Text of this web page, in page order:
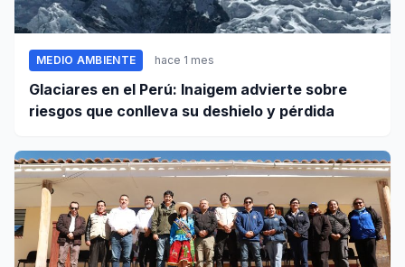
MEDIO AMBIENTE hace 1 mes
Glaciares en el Perú: Inaigem advierte sobre
riesgos que conlleva su deshielo y pérdida